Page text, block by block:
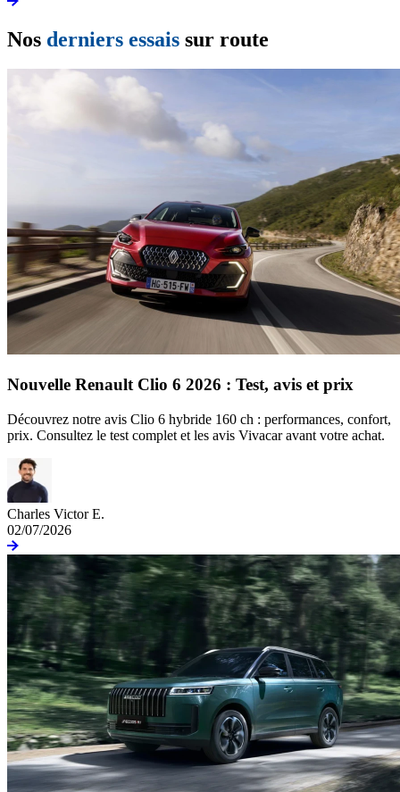
Nos derniers essais sur route
Nouvelle Renault Clio 6 2026 : Test, avis et prix
Découvrez notre avis Clio 6 hybride 160 ch : performances, confort,
prix. Consultez le test complet et les avis Vivacar avant votre achat.
Charles Victor E.
02/07/2026